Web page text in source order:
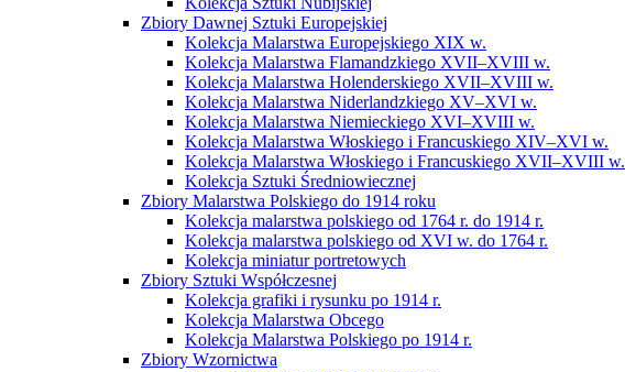
Zbiory Dawnej Sztuki Europejskiej
Kolekcja Malarstwa Europejskiego XIX w.
Kolekcja Malarstwa Flamandzkiego XVII–XVIII w.
Kolekcja Malarstwa Holenderskiego XVII–XVIII w.
Kolekcja Malarstwa Niderlandzkiego XV–XVI w.
Kolekcja Malarstwa Niemieckiego XVI–XVIII w.
Kolekcja Malarstwa Włoskiego i Francuskiego XIV–XVI w.
Kolekcja Malarstwa Włoskiego i Francuskiego XVII–XVIII w.
Kolekcja Sztuki Średniowiecznej
Zbiory Malarstwa Polskiego do 1914 roku
Kolekcja malarstwa polskiego od 1764 r. do 1914 r.
Kolekcja malarstwa polskiego od XVI w. do 1764 r.
Kolekcja miniatur portretowych
Zbiory Sztuki Współczesnej
Kolekcja grafiki i rysunku po 1914 r.
Kolekcja Malarstwa Obcego
Kolekcja Malarstwa Polskiego po 1914 r.
Zbiory Wzornictwa